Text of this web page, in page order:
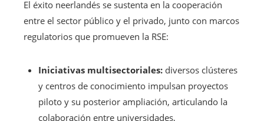
El éxito neerlandés se sustenta en la cooperación
entre el sector público y el privado, junto con marcos
regulatorios que promueven la RSE:
Iniciativas multisectoriales: diversos clústeres
y centros de conocimiento impulsan proyectos
piloto y su posterior ampliación, articulando la
colaboración entre universidades,